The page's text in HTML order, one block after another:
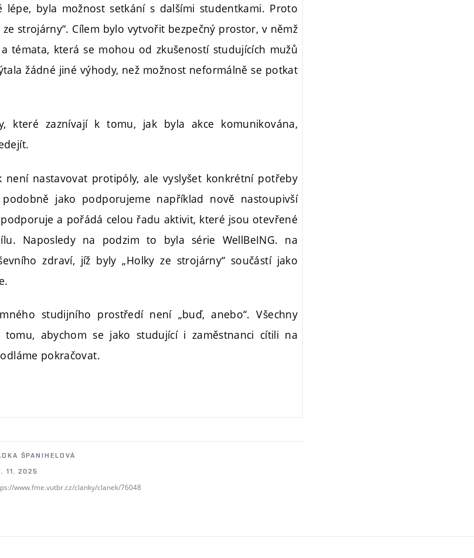
byla možnost setkání s dalšími studentkami. Proto
strojárny“. Cílem bylo vytvořit bezpečný prostor, v němž
témata, která se mohou od zkušeností studujících mužů
žádné jiné výhody, než možnost neformálně se potkat
které zaznívají k tomu, jak byla akce komunikována,
není nastavovat protipóly, ale vyslyšet konkrétní potřeby
jako podporujeme například nově nastoupivší
a pořádá celou řadu aktivit, které jsou otevřené
Naposledy na podzim to byla série WellBeING. na
zdraví, jíž byly „Holky ze strojárny“ součástí jako
studijního prostředí není „buď, anebo“. Všechny
abychom se jako studující i zaměstnanci cítili na
pokračovat.
ŠPANIHELOVÁ
11. 2025
www.fme.vutbr.cz/clanky/clanek/76048